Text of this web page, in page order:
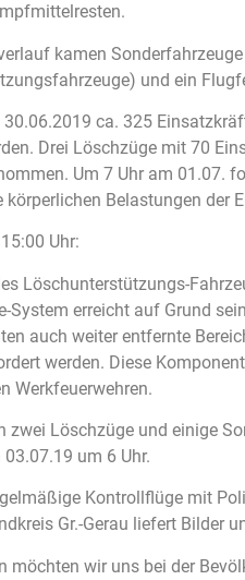
kamen
und ein
ca. 325
Drei Löschzüge mit 70
Um 7 Uhr am 01.07.
körperlichen Belastungen der
Uhr:
Löschunterstützungs-
System erreicht auf Grund
auch weiter entfernte
werden. Diese
Werkfeuerwehren.
zwei Löschzüge und einige
um 6 Uhr.
Kontrollflüge mit
Gr.-Gerau liefert Bilder
möchten wir uns bei der